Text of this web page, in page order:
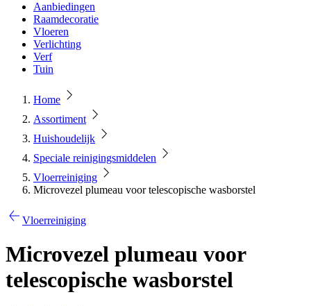
Aanbiedingen
Raamdecoratie
Vloeren
Verlichting
Verf
Tuin
Home
Assortiment
Huishoudelijk
Speciale reinigingsmiddelen
Vloerreiniging
Microvezel plumeau voor telescopische wasborstel
Vloerreiniging
Microvezel plumeau voor
telescopische wasborstel